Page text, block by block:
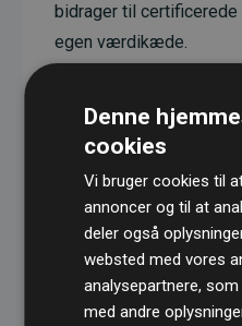
bidrager til
egen værdikæde.
reducerende effekt,
dobbelt så meget CO₂
Alle projekter er
Standard– en
kvalitet og
Du kan læse mere om
Denne
cookies
Vi bruger cookies til
annoncer og til at
deler også
websted med vores
analysepartnere,
med andre